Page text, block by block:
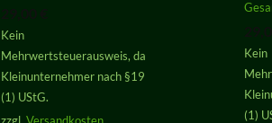
Kein
Mehrwertsteuerausweis, da
Kleinunternehmer nach §19
(1) UStG.
von
Kein
(1)